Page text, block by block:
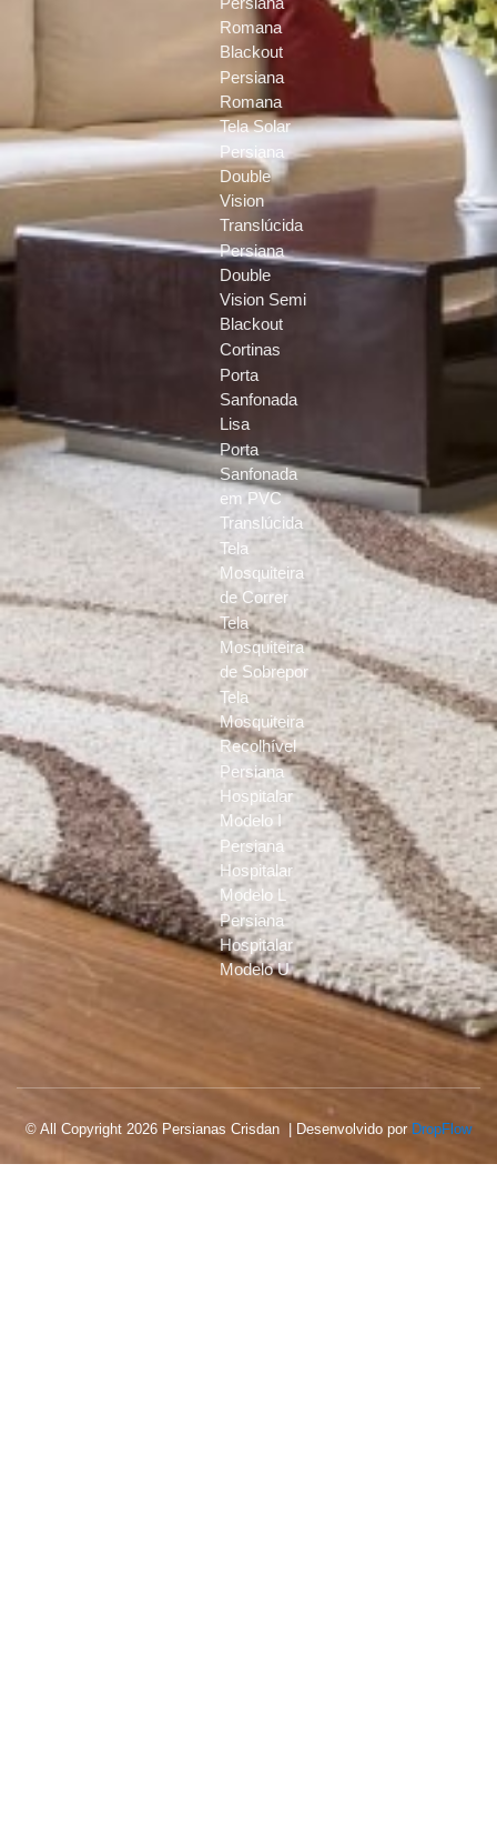
Romana
Blackout
Persiana
Romana
Tela Solar
Persiana
Double
Vision
Translúcida
Persiana
Double
Vision Semi
Blackout
Cortinas
Porta
Sanfonada
Lisa
Porta
Sanfonada
em PVC
Translúcida
Tela
Mosquiteira
de Correr
Tela
Mosquiteira
de Sobrepor
Tela
Mosquiteira
Recolhível
Persiana
Hospitalar
Modelo I
Persiana
Hospitalar
Modelo L
Persiana
Hospitalar
Modelo U
© All Copyright 2026 Persianas Crisdan | Desenvolvido por DropFlow